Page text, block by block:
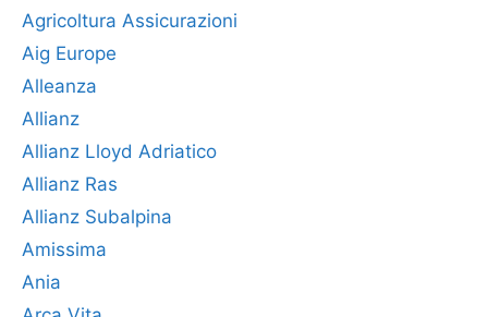
Agricoltura Assicurazioni
Aig Europe
Alleanza
Allianz
Allianz Lloyd Adriatico
Allianz Ras
Allianz Subalpina
Amissima
Ania